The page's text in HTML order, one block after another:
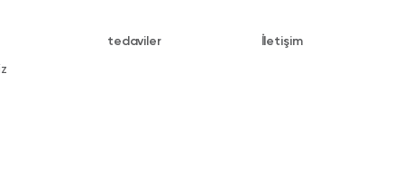
tedaviler İletişim